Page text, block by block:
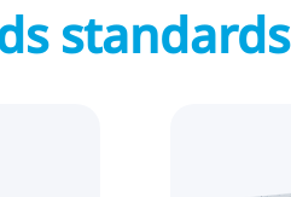
standards